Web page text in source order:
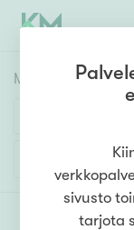
Myyntikohteet
1h 2h
Lisää hakuehtoja
sivusto
tarjota